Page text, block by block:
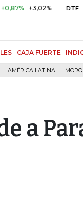
+3,02% DTF 10,34%
CAJA FUERTE
AMÉRICA LATINA
a